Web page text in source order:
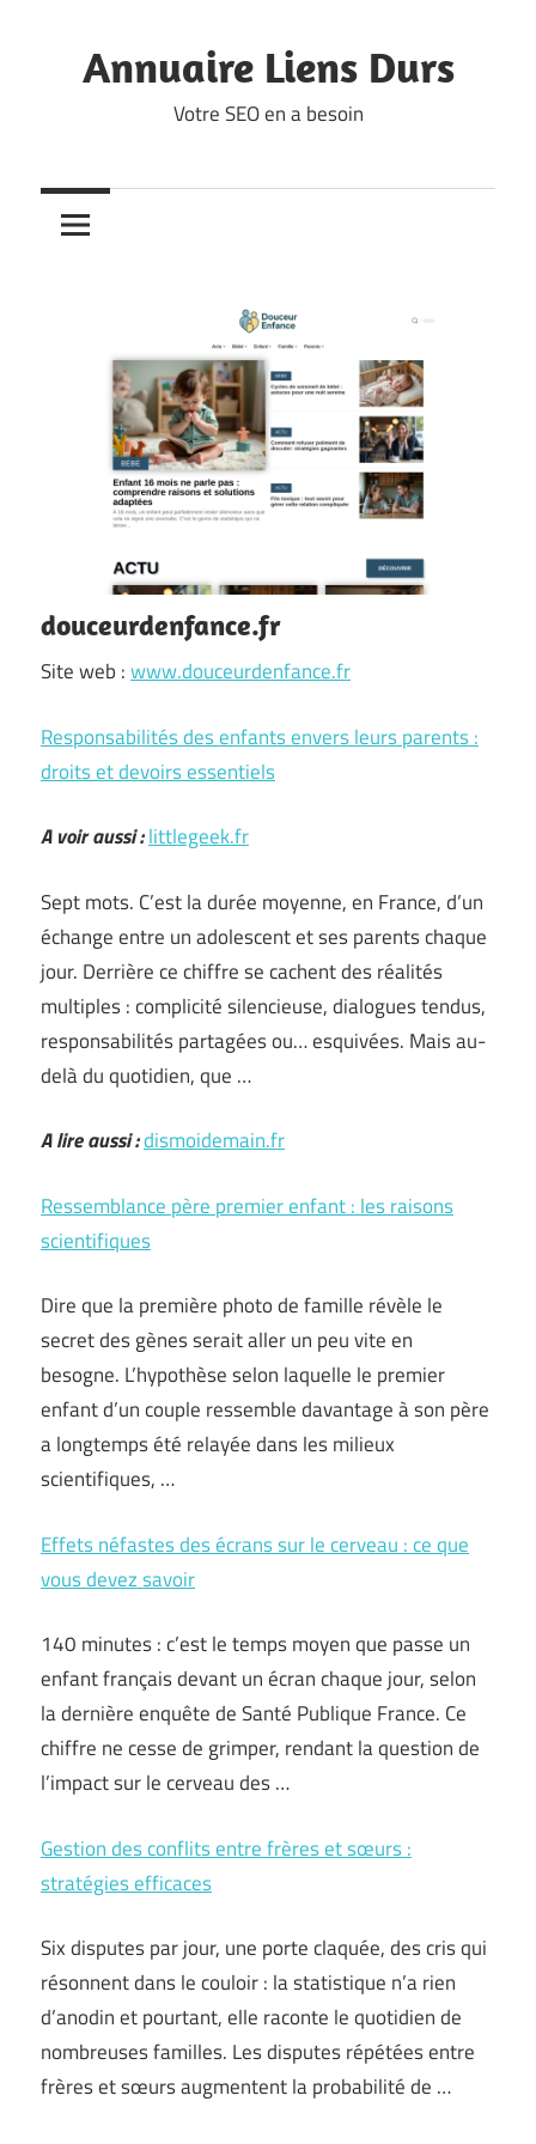
contentAnnuaire Liens Durs
Votre SEO en a besoin
douceurdenfance.fr
Site web :www.douceurdenfance.fr
Responsabilités des enfants envers leurs parents :
droits et devoirs essentiels
A voir aussi :littlegeek.fr
Sept mots. C’est la durée moyenne, en France, d’un
échange entre un adolescent et ses parents chaque
jour. Derrière ce chiffre se cachent des réalités
multiples : complicité silencieuse, dialogues tendus,
responsabilités partagées ou… esquivées. Mais au-
delà du quotidien, que …
A lire aussi :dismoidemain.fr
Ressemblance père premier enfant : les raisons
scientifiques
Dire que la première photo de famille révèle le
secret des gènes serait aller un peu vite en
besogne. L’hypothèse selon laquelle le premier
enfant d’un couple ressemble davantage à son père
a longtemps été relayée dans les milieux
scientifiques, …
Effets néfastes des écrans sur le cerveau : ce que
vous devez savoir
140 minutes : c’est le temps moyen que passe un
enfant français devant un écran chaque jour, selon
la dernière enquête de Santé Publique France. Ce
chiffre ne cesse de grimper, rendant la question de
l’impact sur le cerveau des …
Gestion des conflits entre frères et sœurs :
stratégies efficaces
Six disputes par jour, une porte claquée, des cris qui
résonnent dans le couloir : la statistique n’a rien
d’anodin et pourtant, elle raconte le quotidien de
nombreuses familles. Les disputes répétées entre
frères et sœurs augmentent la probabilité de …